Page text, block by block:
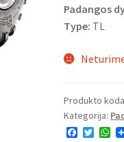
Padangos
Type: TL
Produkto
Kategorija:
F
T
W